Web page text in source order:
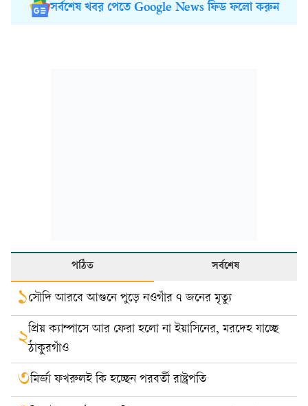
সর্বশেষ খবর পেতে Google News ফিড ফলো করুন
পঠিত সর্বশেষ
১সৌদি আরবে আগুনে পুড়ে নওগাঁর ৭ জনের মৃত্যু
২প্রিয় ক্যাম্পাসে আর ফেরা হলো না ইয়াসিনের, মরদেহ যাচ্ছে
ঠাকুরগাঁও
৩মির্জা ফখরুলই কি হচ্ছেন পরবর্তী রাষ্ট্রপতি